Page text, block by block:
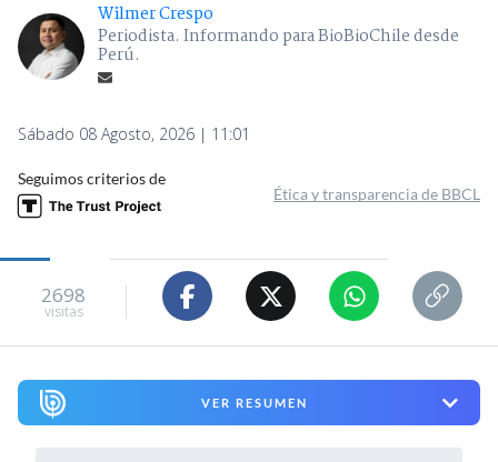
Wilmer Crespo
Periodista. Informando para BioBioChile desde
Perú.
Sábado 08 Agosto, 2026 | 11:01
Seguimos criterios de
Ética y transparencia de BBCL
2698
visitas
VER RESUMEN